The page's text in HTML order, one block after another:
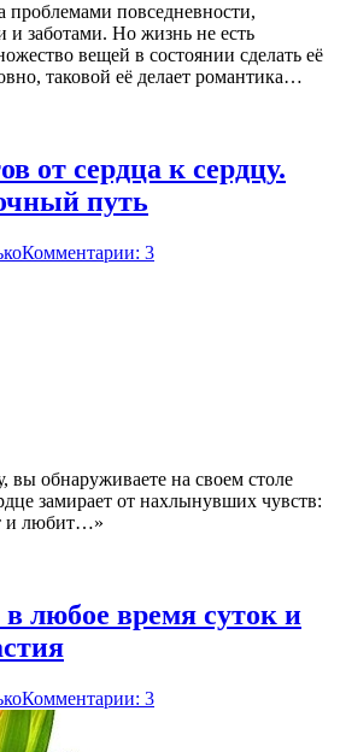
повседневности,
и заботами. Но жизнь не есть
вещей в состоянии сделать её
таковой её делает романтика…
от сердца к сердцу.
путь
Комментарии: 3
вы обнаруживаете на своем столе
замирает от нахлынувших чувств:
и любит…»
любое время суток и
Комментарии: 3